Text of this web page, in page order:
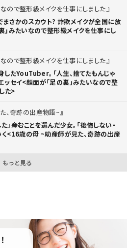
ので整形級メイクを仕事にしました
まさかのスカウト? 詐欺メイクが全国に放
」みたいなので整形級メイクを仕事にし
ので整形級メイクを仕事にしました
したYouTuber。「人生、捨てたもんじゃ
ッセイ<顔面が「足の裏」みたいなので整
た>
、奇跡の出産物語~
――産むことを選んだ少女。「後悔しない・
く<16歳の母 ~助産師が見た、奇跡の出産
もっと見る